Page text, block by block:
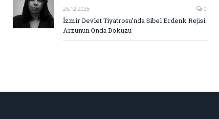
25.12.2025 0
İzmir Devlet Tiyatrosu’nda Sibel Erdenk Rejisi:
Arzunun Onda Dokuzu